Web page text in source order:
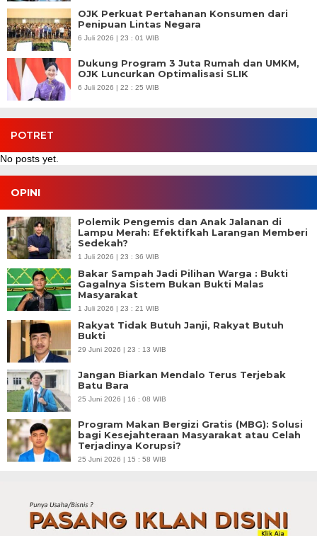
OJK Perkuat Pertahanan Konsumen dari
Penipuan Lintas Negara
6 Juli 2026 | 23 : 01 WIB
Dukung Program 3 Juta Rumah dan UMKM,
OJK Luncurkan Optimalisasi SLIK
6 Juli 2026 | 22 : 25 WIB
POTRET
No posts yet.
OPINI
Polemik Pengemis dan Anak Jalanan di
Lampu Merah: Efektifkah Larangan Memberi
Sedekah?
1 Juli 2026 | 23 : 36 WIB
Bakar Sampah Jadi Pilihan Warga : Bukti
Gagalnya Sistem Bukan Bukti Malas
Masyarakat
1 Juli 2026 | 23 : 21 WIB
Rakyat Tidak Butuh Janji, Rakyat Butuh
Bukti
29 Juni 2026 | 23 : 13 WIB
Jangan Biarkan Mendalo Terus Terjebak
Batu Bara
25 Juni 2026 | 16 : 08 WIB
Program Makan Bergizi Gratis (MBG): Solusi
bagi Kesejahteraan Masyarakat atau Celah
Terjadinya Korupsi?
25 Juni 2026 | 15 : 58 WIB